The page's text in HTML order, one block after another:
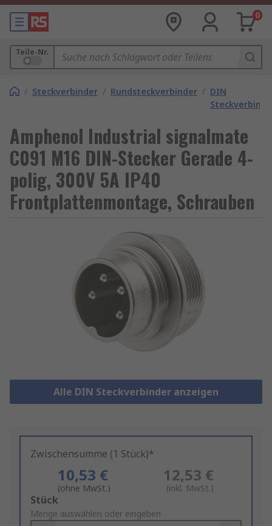
0
Teile-Nr.
/ Steckverbinder / Rundsteckverbinder / DIN
Amphenol Industrial signalmate
C091 M16 DIN-Stecker Gerade 4-
polig, 300V 5A IP40
Frontplattenmontage, Schrauben
Alle DIN Steckverbinder anzeigen
Zwischensumme (1 Stück)*
10,53 €
(ohne MwSt.)
12,53 €
(inkl. MwSt.)
Add
to
Stück
Menge auswählen oder eingeben